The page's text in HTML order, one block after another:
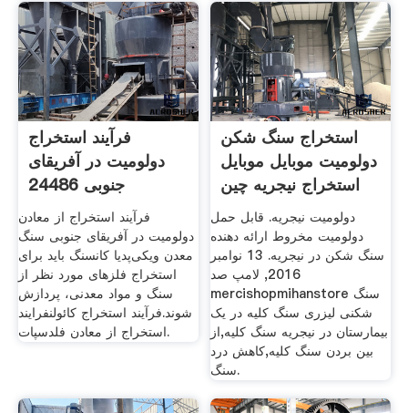
فرآیند استخراج
دولومیت در آفریقای
جنوبی 24486
فرآیند استخراج از معادن
دولومیت در آفریقای جنوبی سنگ
معدن ویکی‌پدیا کانسنگ باید برای
استخراج فلزهای مورد نظر از
سنگ و مواد معدنی، پردازش
شوند.فرآیند استخراج کائولنفرایند
استخراج از معادن فلدسپات.
استخراج سنگ شکن
دولومیت موبایل موبایل
استخراج نیجریه چین
دولومیت نیجریه. قابل حمل
دولومیت مخروط ارائه دهنده
سنگ شکن در نیجریه. 13 نوامبر
2016, لامپ صد
mercishopmihanstore سنگ
شکنی لیزری سنگ کلیه در یک
بیمارستان در نیجریه سنگ کلیه,از
بین بردن سنگ کلیه,کاهش درد
سنگ.